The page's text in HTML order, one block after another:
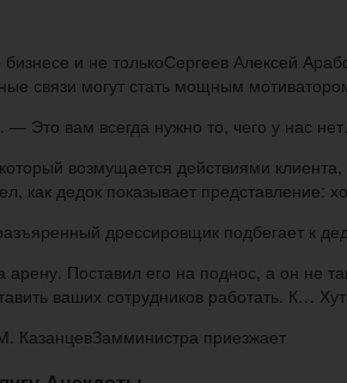
бизнесе и не толькоСергеев Алексей
связи могут стать мощным
— Это вам всегда нужно то, чего у нас
возмущается действиями
как дедок показывает
дрессировщик подбегает к
Поставил его на поднос, а он не
ваших сотрудников работать. К…
КазанцевЗамминистра приезжает